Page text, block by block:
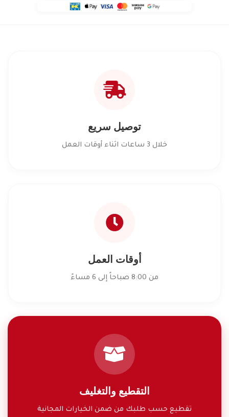
توصيل سريع
خلال 3 ساعات اثناء أوقات العمل
أوقات العمل
من 8:00 صباحاً إلى 6 مساءً
التقطيع والتغليف
تقطيع حسب طلبك من ضمن الخيارات المجانية